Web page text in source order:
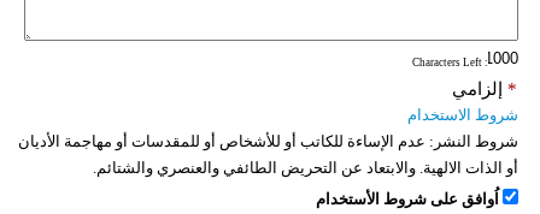
: Characters Left
إلزامي *
شروط الاستخدام
شروط النشر: عدم الإساءة للكاتب أو للأشخاص أو للمقدسات أو مهاجمة الأديان
أو الذات الالهية. والابتعاد عن التحريض الطائفي والعنصري والشتائم.
اُوافق على شروط الأستخدام